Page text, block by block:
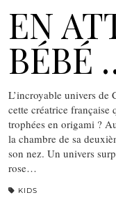
EN
BÉBÉ
L’incroyable univers
cette créatrice française
trophées en origami ?
la chambre de sa
son nez. Un univers
rose…
KIDS